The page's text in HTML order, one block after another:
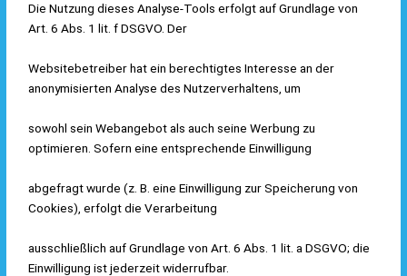
Die Nutzung dieses Analyse-Tools erfolgt auf Grundlage von
Art. 6 Abs. 1 lit. f DSGVO. Der
Websitebetreiber hat ein berechtigtes Interesse an der
anonymisierten Analyse des Nutzerverhaltens, um
sowohl sein Webangebot als auch seine Werbung zu
optimieren. Sofern eine entsprechende Einwilligung
abgefragt wurde (z. B. eine Einwilligung zur Speicherung von
Cookies), erfolgt die Verarbeitung
ausschließlich auf Grundlage von Art. 6 Abs. 1 lit. a DSGVO; die
Einwilligung ist jederzeit widerrufbar.